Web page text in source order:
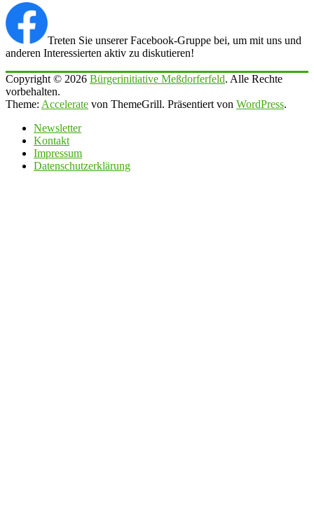
Treten Sie unserer Facebook-Gruppe bei, um mit uns und
anderen Interessierten aktiv zu diskutieren!
Copyright © 2026 Bürgerinitiative Meßdorferfeld. Alle Rechte
vorbehalten.
Theme: Accelerate von ThemeGrill. Präsentiert von WordPress.
Newsletter
Kontakt
Impressum
Datenschutzerklärung